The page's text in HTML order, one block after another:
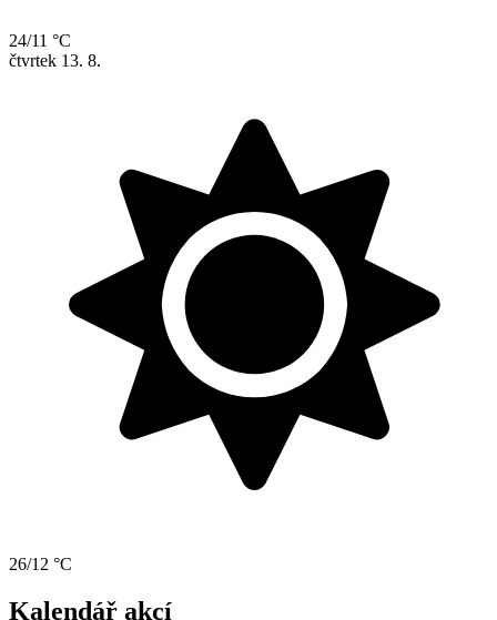
24/11 °C
čtvrtek 13. 8.
26/12 °C
Kalendář akcí